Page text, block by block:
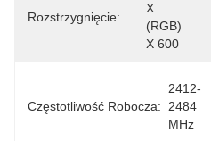
Rozstrzygnięcie:
X
(RGB)
X 600
Częstotliwość Robocza:
2412-
2484
MHz